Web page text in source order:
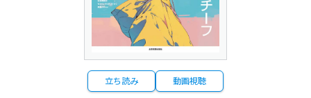
立ち読み 動画視聴